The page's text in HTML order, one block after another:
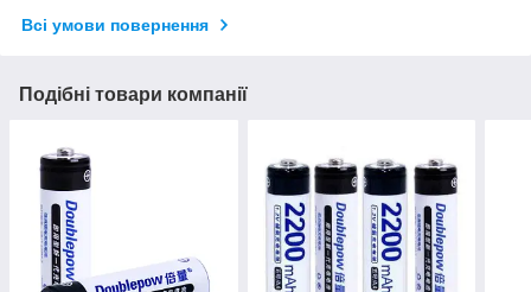
Всі умови повернення
Подібні товари компанії